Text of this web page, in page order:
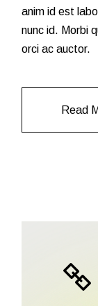
anim id est
nunc id. Morbi
orci ac auctor.
Read